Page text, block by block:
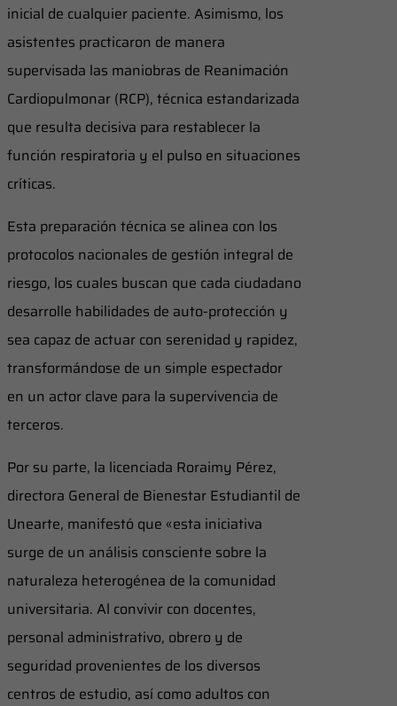
inicial de cualquier paciente. Asimismo, los
asistentes practicaron de manera
supervisada las maniobras de Reanimación
Cardiopulmonar (RCP), técnica estandarizada
que resulta decisiva para restablecer la
función respiratoria y el pulso en situaciones
críticas.
Esta preparación técnica se alinea con los
protocolos nacionales de gestión integral de
riesgo, los cuales buscan que cada ciudadano
desarrolle habilidades de auto-protección y
sea capaz de actuar con serenidad y rapidez,
transformándose de un simple espectador
en un actor clave para la supervivencia de
terceros.
Por su parte, la licenciada Roraimy Pérez,
directora General de Bienestar Estudiantil de
Unearte, manifestó que «esta iniciativa
surge de un análisis consciente sobre la
naturaleza heterogénea de la comunidad
universitaria. Al convivir con docentes,
personal administrativo, obrero y de
seguridad provenientes de los diversos
centros de estudio, así como adultos con